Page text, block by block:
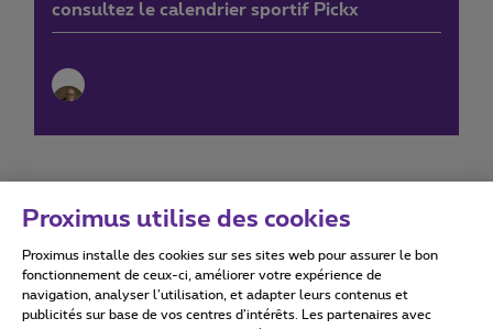
consultez le calendrier sportif Pickx
Conditions d'utilisation Accessibility statement
Proximus utilise des cookies
Proximus installe des cookies sur ses sites web pour assurer le bon
fonctionnement de ceux-ci, améliorer votre expérience de
navigation, analyser l’utilisation, et adapter leurs contenus et
publicités sur base de vos centres d’intérêts. Les partenaires avec